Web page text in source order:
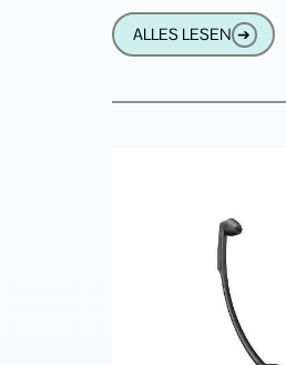
erhöhen,
problematisch.
ALLES LESEN ➔